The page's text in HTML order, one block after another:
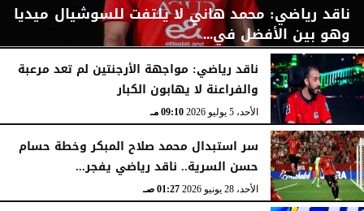
ناقد رياضي: محمد هاني لا يلتفت للسوشيال ميديا
وهو بين الأفضل في...
09:14 مـ
ناقد رياضي: مواجهة الأرجنتين لم تعد مرعبة
والفراعنة لا يهابون الكبار
الأحد، 5 يوليو 2026 09:10 مـ
سر استبدال محمد صلاح المبكر وخطة حسام
حسن السرية.. ناقد رياضي يفجر...
الأحد، 28 يونيو 2026 01:27 صـ